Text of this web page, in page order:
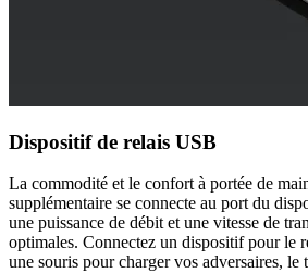
Dispositif de relais USB
La commodité et le confort à portée de
supplémentaire se connecte au port du
une puissance de débit et une vitesse de
optimales. Connectez un dispositif pour le
une souris pour charger vos adversaires, le